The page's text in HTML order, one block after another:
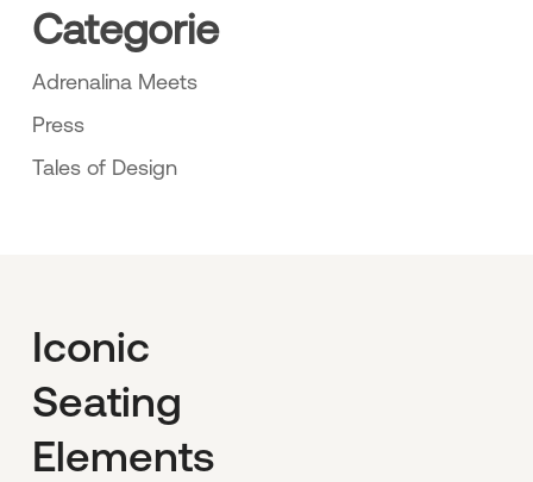
Categorie
Adrenalina Meets
Press
Tales of Design
Iconic
Seating
Elements